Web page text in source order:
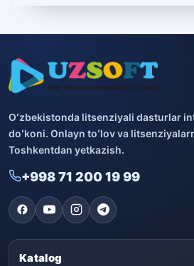
Oʻzbekistonda litsenziyali dasturlar
doʻkoni. Onlayn toʻlov va
Toshkentdan yetkazish.
+998 71 200 19 99
Katalog